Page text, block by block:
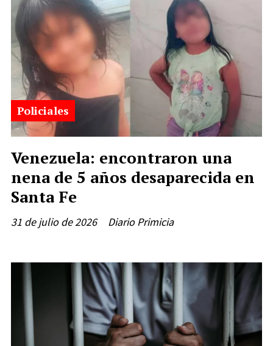
Venezuela: encontraron una
nena de 5 años desaparecida en
Santa Fe
Diario Primicia
Policiales
31 de julio de 2026